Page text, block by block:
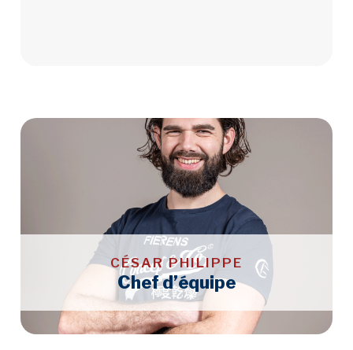
CÉSAR PHILIPPE
Chef d’équipe